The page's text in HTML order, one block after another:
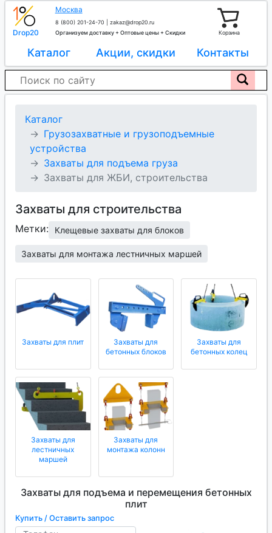
Drop20
Москва
8 (800) 201-24-70
zakaz@drop20.ru
Организуем доставку + Оптовые цены + Скидки
Корзина
Каталог Акции, скидки Контакты
Каталог
Грузозахватные и грузоподъемные
устройства
Захваты для подъема груза
Захваты для ЖБИ, строительства
Захваты для строительства
Метки: Клещевые захваты для блоков
Захваты для монтажа лестничных маршей
Захваты для плит
Захваты для
бетонных блоков
Захваты для
бетонных колец
Захваты для
лестничных
маршей
Захваты для
монтажа колонн
Захваты для подъема и перемещения бетонных
плит
Купить / Оставить запрос